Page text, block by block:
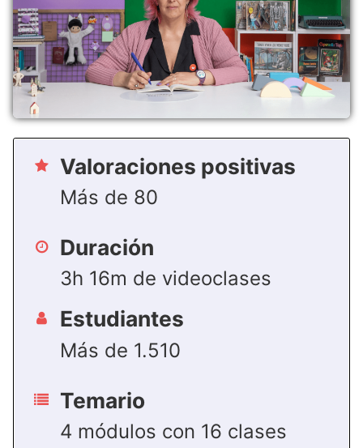
Valoraciones positivas
Más de 80
Duración
3h 16m de videoclases
Estudiantes
Más de 1.510
Temario
4 módulos con 16 clases